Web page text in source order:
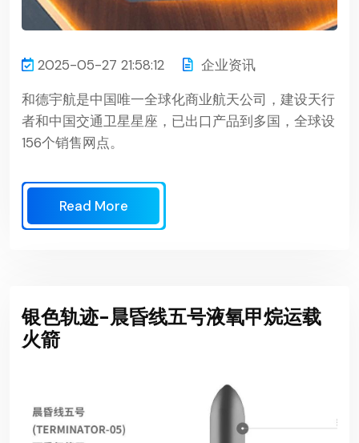
2025-05-27 21:58:12
企业资讯
和德宇航是中国唯一全球化商业航天公司，建设天行
者和中国交通卫星星座，已出口产品到多国，全球设
156个销售网点。
Read More
银色轨迹-晨昏线五号液氧甲烷运载
火箭